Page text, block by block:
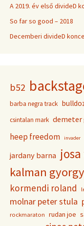
A 2019. év első divideD
So far so good – 2018
Decemberi divideD
b52
barba negra track
csintalan mark demeter
heep freedom invader
jardany barna
kalman gyorgy
kormendi roland
molnar peter stula
rockmaraton rudan joe